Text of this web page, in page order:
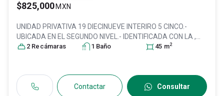
$825,000 MXN
UNIDAD PRIVATIVA 19 DIECINUEVE INTERIRO 5 CINCO.-
UBICADA EN EL SEGUNDO NIVEL.- IDENTIFICADA CON LA ,
Col. Real de Tesistán,Zapopan , México , C.P. 45200
2 Recámaras 1 Baño 45 m2
Contactar Consultar